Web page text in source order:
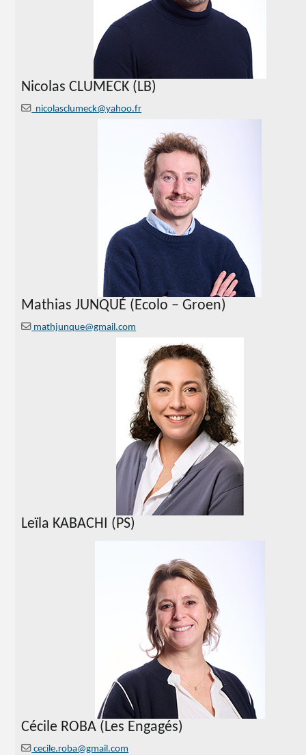
Nicolas CLUMECK (LB)
nicolasclumeck@yahoo.fr
Mathias JUNQUÉ (Ecolo – Groen)
mathjunque@gmail.com
Leïla KABACHI (PS)
Cécile ROBA (Les Engagés)
cecile.roba@gmail.com